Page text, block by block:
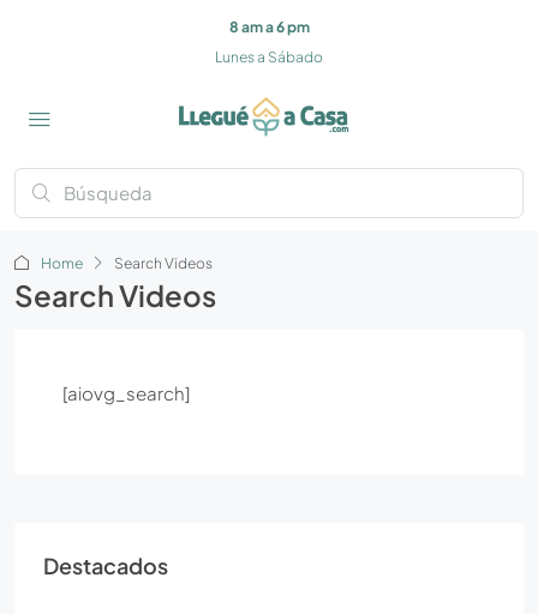
8 am a 6 pm
Lunes a Sábado
Home Search Videos
Search Videos
[aiovg_search]
Destacados